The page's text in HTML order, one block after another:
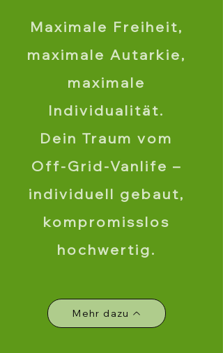
Maximale Freiheit,
maximale Autarkie,
maximale
Individualität.
Dein Traum vom
Off‑Grid‑Vanlife –
individuell gebaut,
kompromisslos
hochwertig.
Mehr dazu